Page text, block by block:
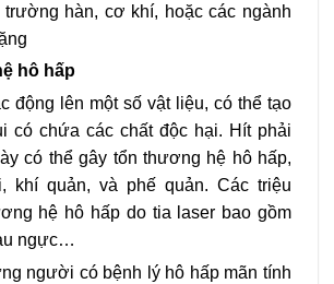
trường hàn, cơ khí, hoặc các ngành
hô hấp
động lên một số vật liệu, có thể tạo
có chứa các chất độc hại. Hít phải
có thể gây tổn thương hệ hô hấp,
khí quản, và phế quản. Các triệu
hệ hô hấp do tia laser bao gồm
ngực…
người có bệnh lý hô hấp mãn tính